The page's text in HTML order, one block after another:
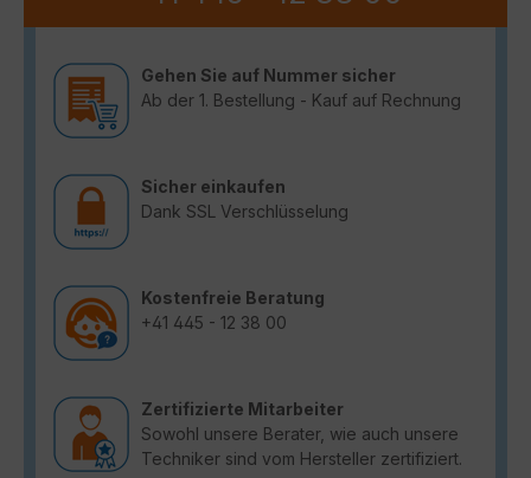
Gehen Sie auf Nummer sicher
Ab der 1. Bestellung - Kauf auf Rechnung
Sicher einkaufen
Dank SSL Verschlüsselung
Kostenfreie Beratung
+41 445 - 12 38 00
Zertifizierte Mitarbeiter
Sowohl unsere Berater, wie auch unsere
Techniker sind vom Hersteller zertifiziert.